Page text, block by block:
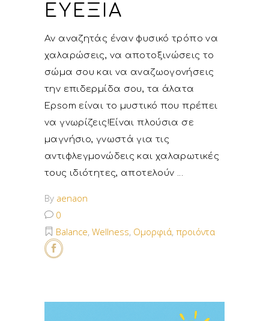
ΕΥΕΞΊΑ
Αν αναζητάς έναν φυσικό τρόπο να
χαλαρώσεις, να αποτοξινώσεις το
σώμα σου και να αναζωογονήσεις
την επιδερμίδα σου, τα άλατα
Epsom είναι το μυστικό που πρέπει
να γνωρίζεις!Είναι πλούσια σε
μαγνήσιο, γνωστά για τις
αντιφλεγμονώδεις και χαλαρωτικές
τους ιδιότητες, αποτελούν
By aenaon
0
Balance, Wellness, Ομορφιά, προιόντα